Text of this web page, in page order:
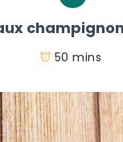
50 mins